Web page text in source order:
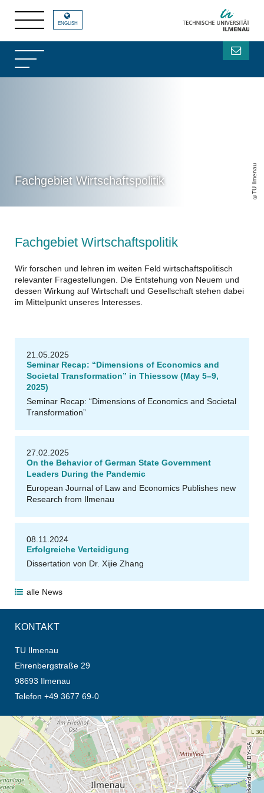
Fachgebiet Wirtschaftspolitik TU Ilmenau
ENGLISH
Fachgebiet Wirtschaftspolitik
Wir forschen und lehren im weiten Feld wirtschaftspolitisch
relevanter Fragestellungen. Die Entstehung von Neuem und
dessen Wirkung auf Wirtschaft und Gesellschaft stehen dabei
im Mittelpunkt unseres Interesses.
21.05.2025
Seminar Recap: “Dimensions of Economics and
Societal Transformation” in Thiessow (May 5–9,
2025)
Seminar Recap: “Dimensions of Economics and Societal
Transformation”
27.02.2025
On the Behavior of German State Government
Leaders During the Pandemic
European Journal of Law and Economics Publishes new
Research from Ilmenau
08.11.2024
Erfolgreiche Verteidigung
Dissertation von Dr. Xijie Zhang
alle News
KONTAKT
TU Ilmenau
Ehrenbergstraße 29
98693 Ilmenau
Telefon +49 3677 69-0
Öffnet die Anfahrtsbeschreibung in neuem Tab (Karte)